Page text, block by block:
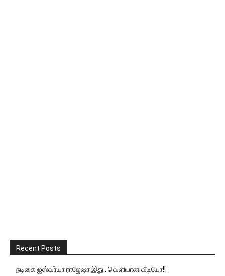
Recent Posts
நடிகை ஐஸ்வர்யா ராஜேஷா இது.. வெளியான வீடியோ!!